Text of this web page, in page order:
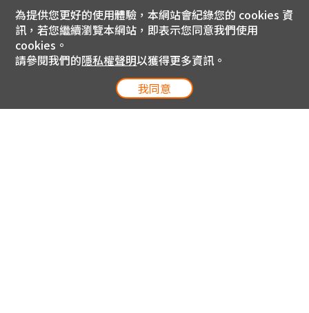
為提供您更好的使用體驗，本網站會紀錄您的 cookies 資
訊，若您繼續瀏覽本網站，即表示您同意我們使用
cookies。
請參閱我們的隱私權聲明以獲得更多資訊。
我同意